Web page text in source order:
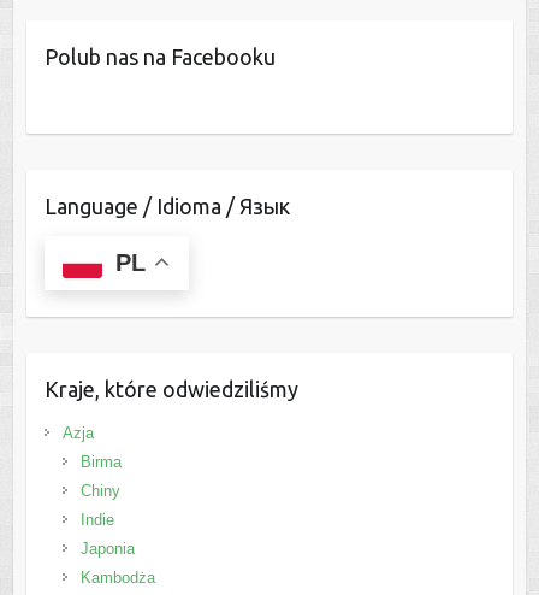
Polub nas na Facebooku
Language / Idioma / Язык
PL
Kraje, które odwiedziliśmy
Azja
Birma
Chiny
Indie
Japonia
Kambodża